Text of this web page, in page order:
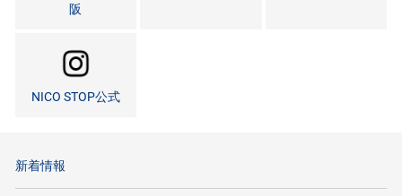
阪
NICO STOP公式
新着情報